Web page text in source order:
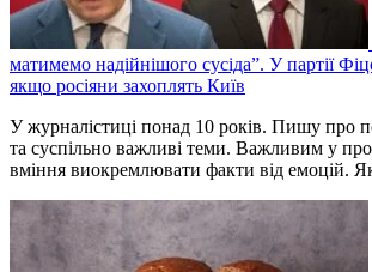
матимемо надійнішого сусіда”. У партії
якщо росіяни захоплять Київ
У журналістиці понад 10 років. Пишу про
та суспільно важливі теми. Важливим у
вміння виокремлювати факти від емоцій.